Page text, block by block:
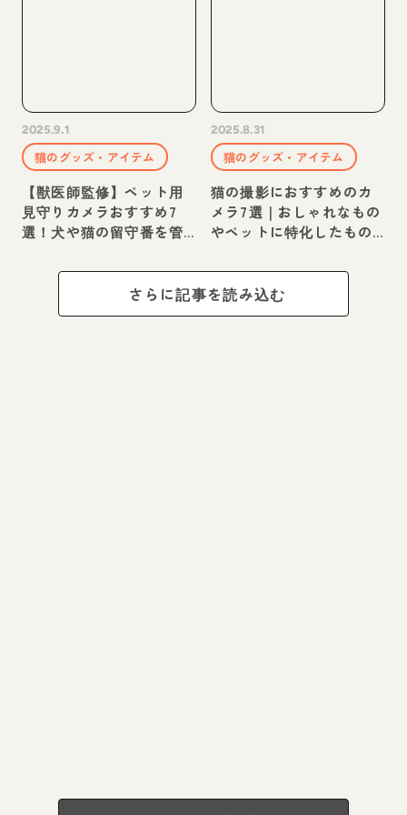
2025.9.1
猫のグッズ・アイテム
【獣医師監修】ペット用
見守りカメラおすすめ7
選！犬や猫の留守番を管
グッズなどを紹介
2025.8.31
猫のグッズ・アイテム
猫の撮影におすすめのカ
メラ7選｜おしゃれなもの
やペットに特化したもの
さらに記事を読み込む